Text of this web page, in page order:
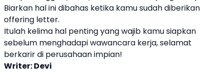
Biarkan hal ini dibahas ketika kamu sudah diberikan
offering letter.
Itulah kelima hal penting yang wajib kamu siapkan
sebelum menghadapi wawancara kerja, selamat
berkarir di perusahaan impian!
Writer: Devi